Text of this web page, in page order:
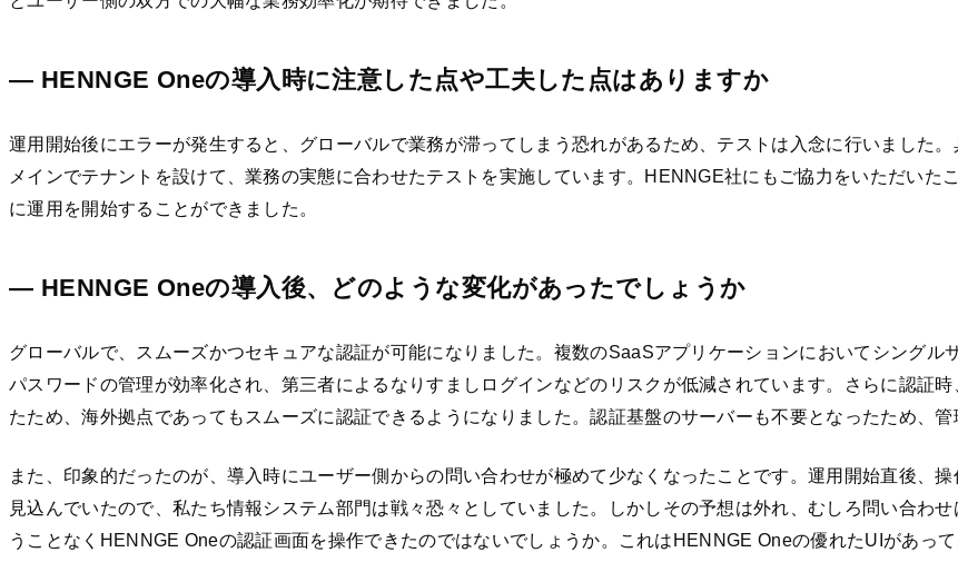
— HENNGE Oneの導入時に注意した点や工夫した点はありますか
運用開始後にエラーが発生すると、グローバルで業務が滞ってしまう恐れがあるため、テストは入念に行いました
メインでテナントを設けて、業務の実態に合わせたテストを実施しています。HENNGE社にもご協力をいただいた
に運用を開始することができました。
— HENNGE Oneの導入後、どのような変化があったでしょうか
グローバルで、スムーズかつセキュアな認証が可能になりました。複数のSaaSアプリケーションにおいてシングル
パスワードの管理が効率化され、第三者によるなりすましログインなどのリスクが低減されています。さらに認証
たため、海外拠点であってもスムーズに認証できるようになりました。認証基盤のサーバーも不要となったため、
また、印象的だったのが、導入時にユーザー側からの問い合わせが極めて少なくなったことです。運用開始直後、
見込んでいたので、私たち情報システム部門は戦々恐々としていました。しかしその予想は外れ、むしろ問い合わ
うことなくHENNGE Oneの認証画面を操作できたのではないでしょうか。これはHENNGE Oneの優れたUIがあって